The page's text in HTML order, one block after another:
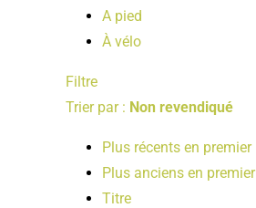
A pied
À vélo
Filtre
Trier par : Non revendiqué
Plus récents en premier
Plus anciens en premier
Titre